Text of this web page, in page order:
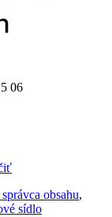
06
obsahu,
sídlo